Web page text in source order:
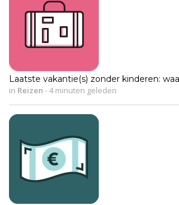
Laatste vakantie(s) zonder kinderen:
in Reizen -4 minuten geleden